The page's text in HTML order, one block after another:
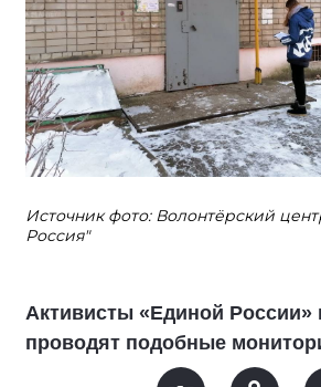
Источник фото: Волонтёрский
Россия"
Активисты «Единой России»
проводят подобные